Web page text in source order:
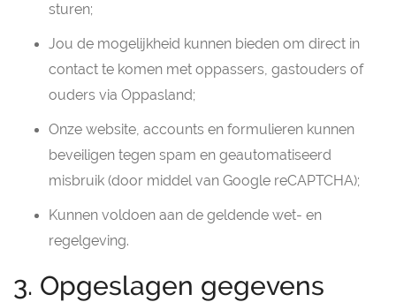
sturen;
Jou de mogelijkheid kunnen bieden om direct in
contact te komen met oppassers, gastouders of
ouders via Oppasland;
Onze website, accounts en formulieren kunnen
beveiligen tegen spam en geautomatiseerd
misbruik (door middel van Google reCAPTCHA);
Kunnen voldoen aan de geldende wet- en
regelgeving.
3. Opgeslagen gegevens